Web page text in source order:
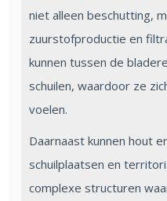
niet alleen beschutting,
zuurstofproductie en
kunnen tussen de
schuilen, waardoor ze
voelen.
Daarnaast kunnen hout
schuilplaatsen en
complexe structuren